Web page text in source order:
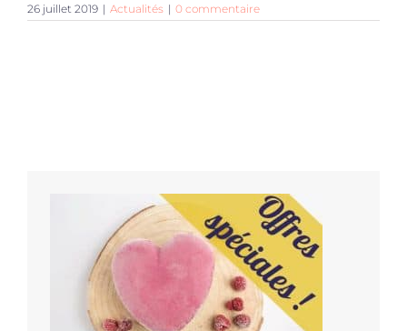
26 juillet 2019 | Actualités | 0 commentaire